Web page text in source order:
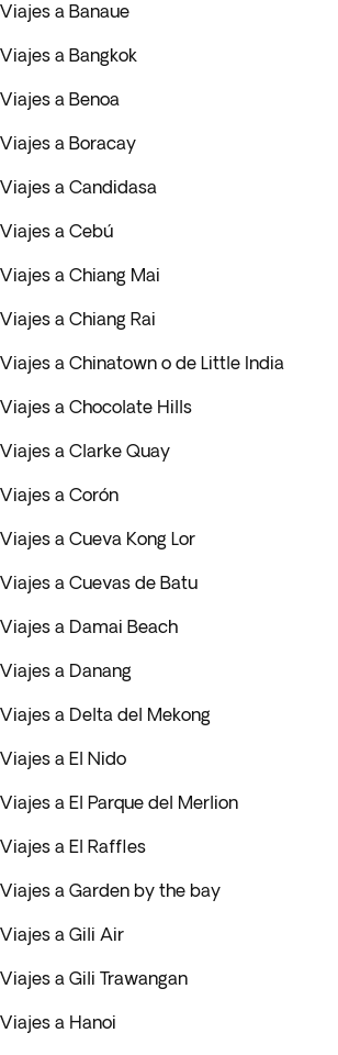
Viajes a Banaue
Viajes a Bangkok
Viajes a Benoa
Viajes a Boracay
Viajes a Candidasa
Viajes a Cebú
Viajes a Chiang Mai
Viajes a Chiang Rai
Viajes a Chinatown o de Little India
Viajes a Chocolate Hills
Viajes a Clarke Quay
Viajes a Corón
Viajes a Cueva Kong Lor
Viajes a Cuevas de Batu
Viajes a Damai Beach
Viajes a Danang
Viajes a Delta del Mekong
Viajes a El Nido
Viajes a El Parque del Merlion
Viajes a El Raffles
Viajes a Garden by the bay
Viajes a Gili Air
Viajes a Gili Trawangan
Viajes a Hanoi